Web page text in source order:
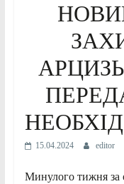
15.04.2024 editor
Минулого тижня за